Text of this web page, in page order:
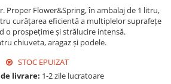
Proper Flower&Spring, în ambalaj de 1 litru,
curățarea eficientă a multiplelor suprafețe
o prospețime și strălucire intensă.
chiuveta, aragaz și podele.
STOC EPUIZAT
livrare: 1-2 zile lucratoare